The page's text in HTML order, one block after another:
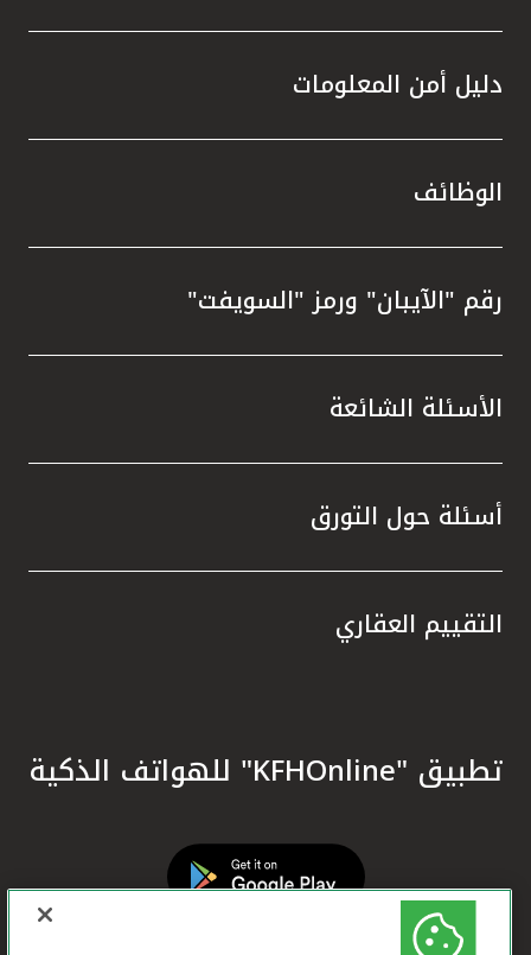
دليل أمن المعلومات
الوظائف
رقم "الآيبان" ورمز "السويفت"
الأسئلة الشائعة
أسئلة حول التورق
التقييم العقاري
تطبيق "KFHOnline" للهواتف الذكية